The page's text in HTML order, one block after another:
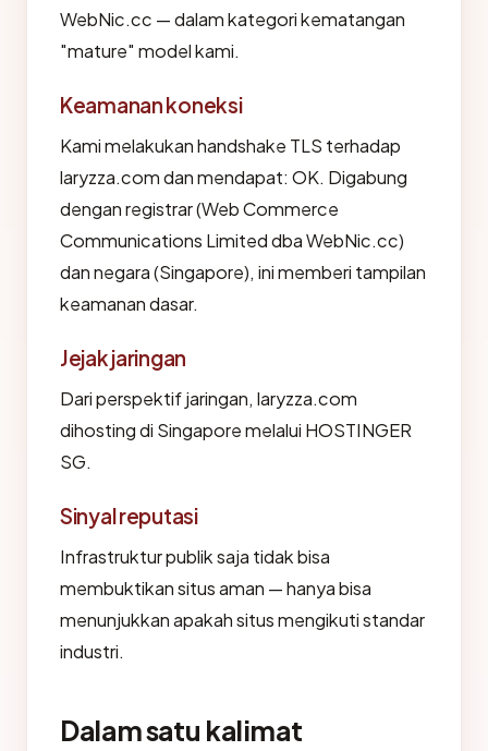
WebNic.cc — dalam kategori kematangan
"mature" model kami.
Keamanan koneksi
Kami melakukan handshake TLS terhadap
laryzza.com dan mendapat: OK. Digabung
dengan registrar (Web Commerce
Communications Limited dba WebNic.cc)
dan negara (Singapore), ini memberi tampilan
keamanan dasar.
Jejak jaringan
Dari perspektif jaringan, laryzza.com
dihosting di Singapore melalui HOSTINGER
SG.
Sinyal reputasi
Infrastruktur publik saja tidak bisa
membuktikan situs aman — hanya bisa
menunjukkan apakah situs mengikuti standar
industri.
Dalam satu kalimat